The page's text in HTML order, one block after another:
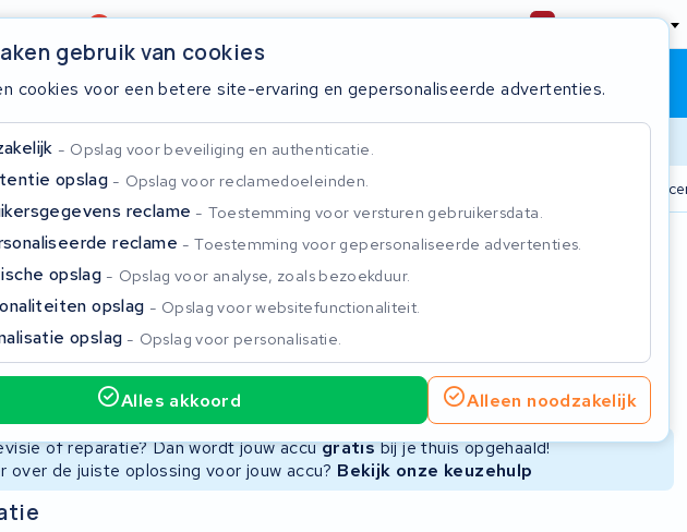
4,6/5 Nederland
Winkelwagen Inloggen
Google 510+ merken 825+ accu's Real-time status tracker ISO 9001
gebruik van cookies
cookies voor een betere site-ervaring en gepersonaliseerde advertenties.
Opslag voor beveiliging en authenticatie.
opslag Opslag voor reclamedoeleinden.
reclame Toestemming voor versturen gebruikersdata.
reclame Toestemming voor gepersonaliseerde advertenties.
opslag Opslag voor analyse, zoals bezoekduur.
opslag Opslag voor websitefunctionaliteit.
opslag Opslag voor personalisatie.
Alles akkoord Alleen noodzakelijk
Accu reparatie Nieuwe Accu Refurbished Accu
Niet beschikbaar
of reparatie? Dan wordt jouw accugratisbij je thuis opgehaald!
over de juiste oplossing voor jouw accu? Bekijk onze keuzehulp
Sluiten
om te zoeken